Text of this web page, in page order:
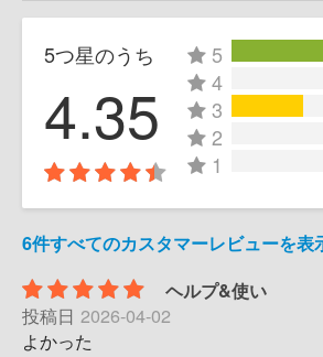
5つ星のうち
4.35
5
4
3
2
1
6件すべてのカスタマーレビューを表
ヘルプ&使い
投稿日 2026-04-02
よかった